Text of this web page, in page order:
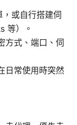
或自行搭建伺
等）。
方式、端口、伺
日常使用時突然